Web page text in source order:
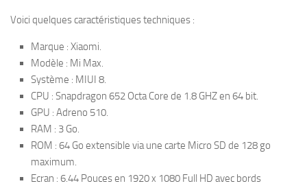
Voici quelques caractéristiques techniques :
Marque : Xiaomi.
Modèle : Mi Max.
Système : MIUI 8.
CPU : Snapdragon 652 Octa Core de 1.8 GHZ en 64 bit.
GPU : Adreno 510.
RAM : 3 Go.
ROM : 64 Go extensible via une carte Micro SD de 128 go
maximum.
Ecran : 6.44 Pouces en 1920 x 1080 Full HD avec bords